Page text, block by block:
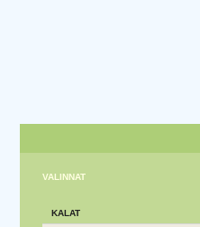
VALINNAT
KALAT